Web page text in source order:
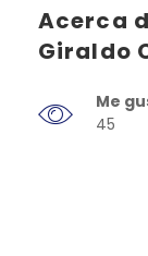
Acerca
Giraldo
Me
45